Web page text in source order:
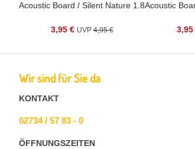
Acoustic Board / Silent Nature 1.8
3,95 € 4,95 €
Acoustic
3,95
Wir sind für Sie da
KONTAKT
02734 / 57 83 - 0
ÖFFNUNGSZEITEN